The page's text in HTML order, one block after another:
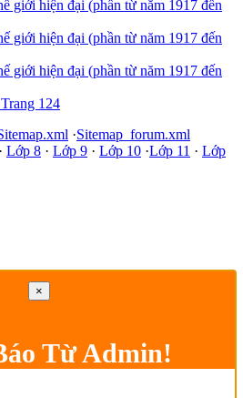
giới hiện đại (phần từ năm 1917 đến
giới hiện đại (phần từ năm 1917 đến
giới hiện đại (phần từ năm 1917 đến
124
·Sitemap_forum.xml
· Lớp 8 · Lớp 9 · Lớp 10 ·Lớp 11 · Lớp
×
Từ Admin!